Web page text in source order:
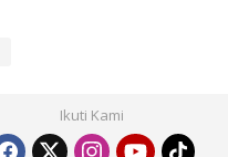
Ikuti Kami